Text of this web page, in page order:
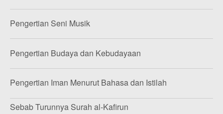
Pengertian Seni Musik
Pengertian Budaya dan Kebudayaan
Pengertian Iman Menurut Bahasa dan Istilah
Sebab Turunnya Surah al-Kafirun